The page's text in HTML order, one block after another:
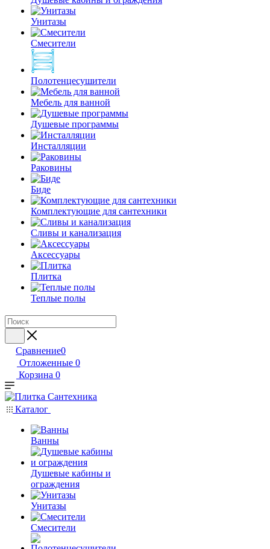
Унитазы
Смесители
Полотенцесушители
Мебель для ванной
Душевые программы
Инсталляции
Раковины
Биде
Комплектующие для сантехники
Сливы и канализация
Аксессуары
Плитка
Теплые полы
Сравнение0
Отложенные 0
Корзина 0
Каталог
Ванны
Душевые кабины и
ограждения
Унитазы
Смесители